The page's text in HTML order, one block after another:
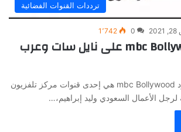
ترددات القنوات الفضائية
0 1٬742
تردد قناة mbc Bollywood على نايل سات وعرب
قناة إم بي سي بوليوود mbc Bollywood هي إحدى قنوات مركز تلفزيون
لرجل الأعمال السعودي وليد إبراهيم،…